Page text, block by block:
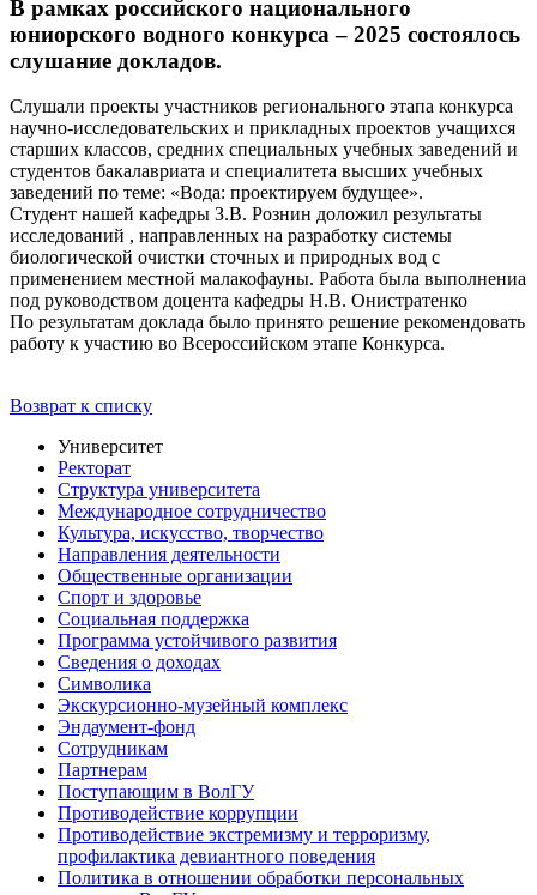
В рамках российского национального
юниорского водного конкурса – 2025 состоялось
слушание докладов.
Слушали проекты участников регионального этапа конкурса
научно-исследовательских и прикладных проектов учащихся
старших классов, средних специальных учебных заведений и
студентов бакалавриата и специалитета высших учебных
заведений по теме: «Вода: проектируем будущее».
Студент нашей кафедры З.В. Рознин доложил результаты
исследований , направленных на разработку системы
биологической очистки сточных и природных вод с
применением местной малакофауны. Работа была выполнениа
под руководством доцента кафедры Н.В. Онистратенко
По результатам доклада было принято решение рекомендовать
работу к участию во Всероссийском этапе Конкурса.
Возврат к списку
Университет
Ректорат
Структура университета
Международное сотрудничество
Культура, искусство, творчество
Направления деятельности
Общественные организации
Спорт и здоровье
Социальная поддержка
Программа устойчивого развития
Сведения о доходах
Символика
Экскурсионно-музейный комплекс
Эндаумент-фонд
Сотрудникам
Партнерам
Поступающим в ВолГУ
Противодействие коррупции
Противодействие экстремизму и терроризму,
профилактика девиантного поведения
Политика в отношении обработки персональных